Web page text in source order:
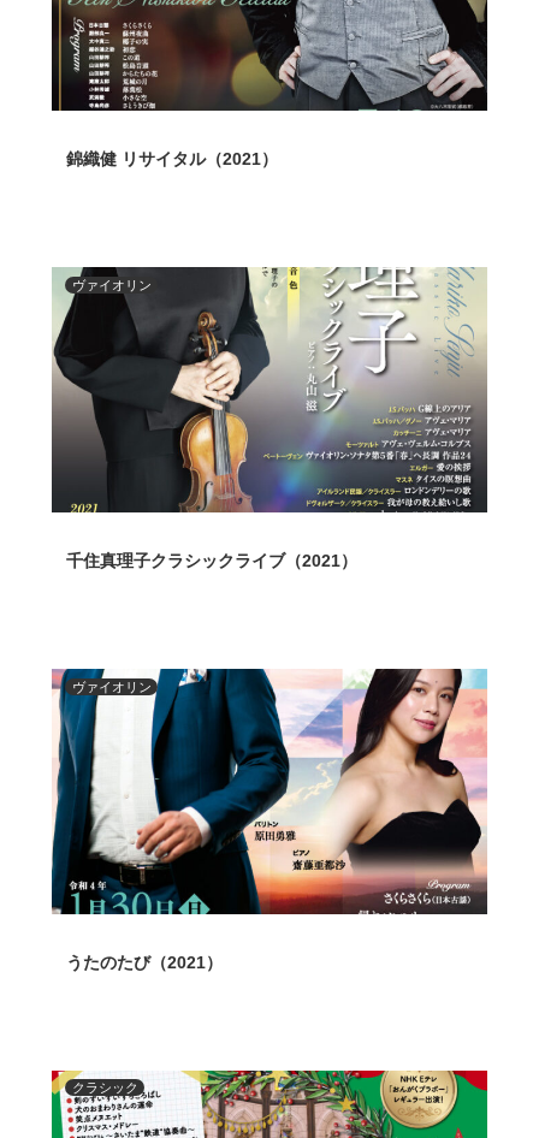
錦織健 リサイタル（2021）
ヴァイオリン
千住真理子クラシックライブ（2021）
ヴァイオリン
うたのたび（2021）
クラシック